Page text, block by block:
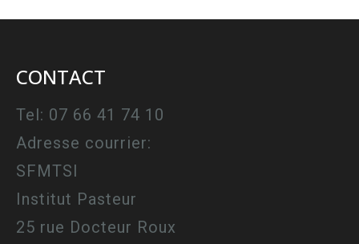
CONTACT
Tel: 07 66 41 74 10
Adresse courrier:
SFMTSI
Institut Pasteur
25 rue Docteur Roux